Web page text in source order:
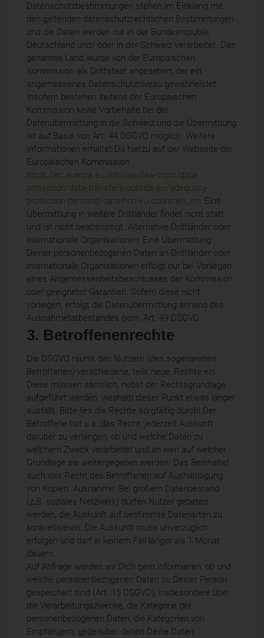
Datenschutzbestimmungen stehen im Einklang mit
den geltenden datenschutzrechtlichen Bestimmungen
und die Daten werden nur in der Bundesrepublik
Deutschland und/ oder in der Schweiz verarbeitet. Das
genannte Land wurde von der Europäischen
Kommission als Drittstaat angesehen, der ein
angemessenes Datenschutzniveau gewährleistet.
Insofern bestehen seitens der Europäischen
Kommission keine Vorbehalte bei der
Datenübermittlung in die Schweiz und die Übermittlung
ist auf Basis von Art. 44 DSGVO möglich. Weitere
Informationen erhältst Du hierzu auf der Webseite der
Europäischen Kommission
https://ec.europa.eu/info/law/law-topic/data-
protection/data-transfers-outside-eu/adequacy-
protection-personal-data-non-eu-countries_en. Eine
Übermittlung in weitere Drittländer findet nicht statt
und ist nicht beabsichtigt. Alternative Drittländer oder
internationale Organisationen: Eine Übermittlung
Deiner personenbezogenen Daten an Drittländer oder
internationale Organisationen erfolgt nur bei Vorliegen
eines Angemessenheitsbeschlusses der Kommission
oder geeigneter Garantien. Sofern diese nicht
vorliegen, erfolgt die Datenübermittlung anhand des
Ausnahmetatbestandes gem. Art. 49 DSGVO.
3. Betroffenenrechte
Die DSGVO räumt den Nutzern (den sogenannten
Betroffenen) verschiedene, teils neue, Rechte ein.
Diese müssen sämtlich, nebst der Rechtsgrundlage
aufgeführt werden, weshalb dieser Punkt etwas länger
ausfällt. Bitte lies die Rechte sorgfältig durch! Der
Betroffene hat u.a. das Recht, jederzeit Auskunft
darüber zu verlangen, ob und welche Daten zu
welchem Zweck verarbeitet und an wen auf welcher
Grundlage sie weitergegeben werden. Das Beinhaltet
auch das Recht des Betroffenen auf Aushändigung
von Kopien. Ausnahme: Bei großem Datenbestand
(z.B. soziales Netzwerk) dürfen Nutzer gebeten
werden, die Auskunft auf bestimmte Datenarten zu
konkretisieren. Die Auskunft muss unverzüglich
erfolgen und darf in keinem Fall länger als 1 Monat
dauern.
Auf Anfrage werden wir Dich gern informieren, ob und
welche personenbezogenen Daten zu Deiner Person
gespeichert sind (Art. 15 DSGVO), insbesondere über
die Verarbeitungszwecke, die Kategorie der
personenbezogenen Daten, die Kategorien von
Empfängern, gegenüber denen Deine Daten